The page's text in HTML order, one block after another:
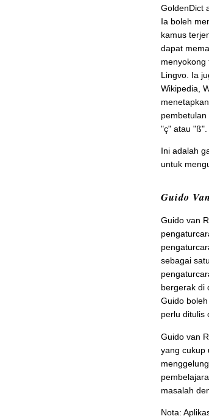
GoldenDict
Ia boleh
kamus
dapat
menyokong
Lingvo. Ia
Wikipedia,
"ç" atau "ß".
Ini adalah
untuk
Guido
Guido van
sebagai
bergerak di
Guido
perlu ditulis
Guido van
yang cukup
masalah
Nota: